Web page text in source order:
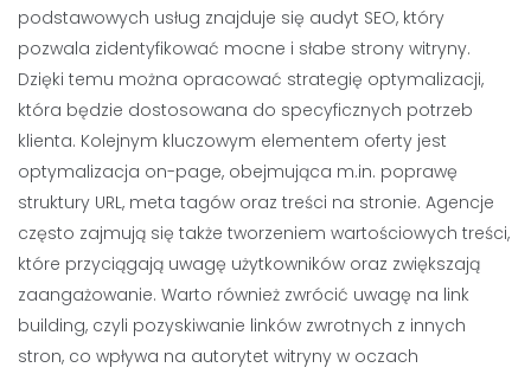
podstawowych usług znajduje się audyt SEO, który
pozwala zidentyfikować mocne i słabe strony witryny.
Dzięki temu można opracować strategię optymalizacji,
która będzie dostosowana do specyficznych potrzeb
klienta. Kolejnym kluczowym elementem oferty jest
optymalizacja on-page, obejmująca m.in. poprawę
struktury URL, meta tagów oraz treści na stronie. Agencje
często zajmują się także tworzeniem wartościowych treści,
które przyciągają uwagę użytkowników oraz zwiększają
zaangażowanie. Warto również zwrócić uwagę na link
building, czyli pozyskiwanie linków zwrotnych z innych
stron, co wpływa na autorytet witryny w oczach